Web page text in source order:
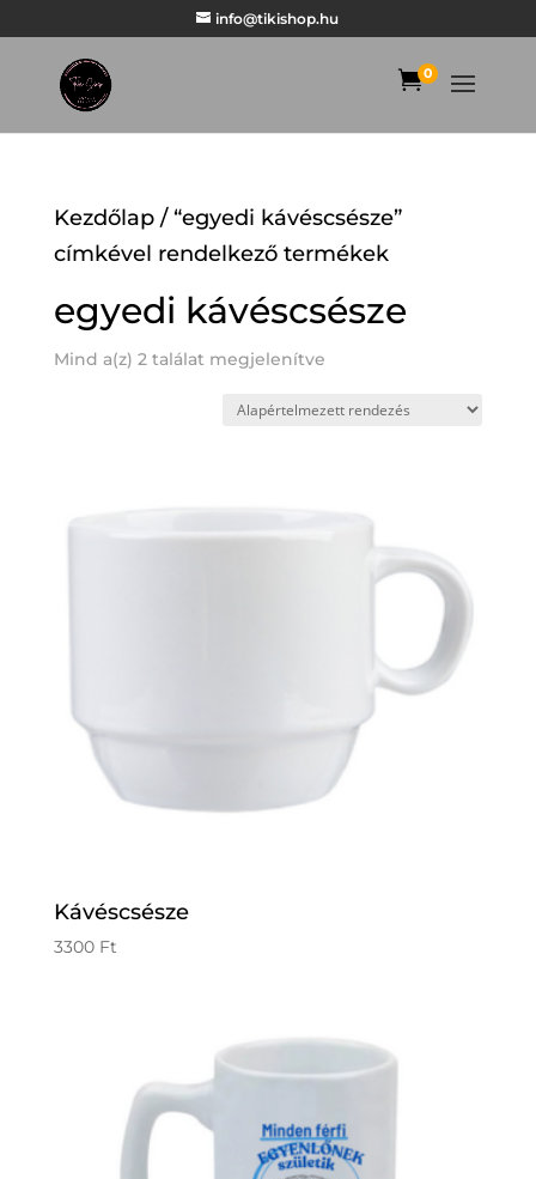
info@tikishop.hu
0
Kezdőlap/ “egyedi kávéscsésze”
címkével rendelkező termékek
egyedi kávéscsésze
Mind a(z) 2 találat megjelenítve
Kávéscsésze
3300 Ft